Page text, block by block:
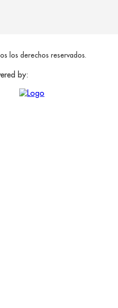
los derechos reservados.
by: